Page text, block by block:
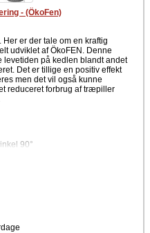
- (ÖkoFen)
er der tale om en kraftig
udviklet af ÖkoFEN. Denne
på kedlen blandt andet
Det er tillige en positiv effekt
men det vil også kunne
reduceret forbrug af træpiller
90°